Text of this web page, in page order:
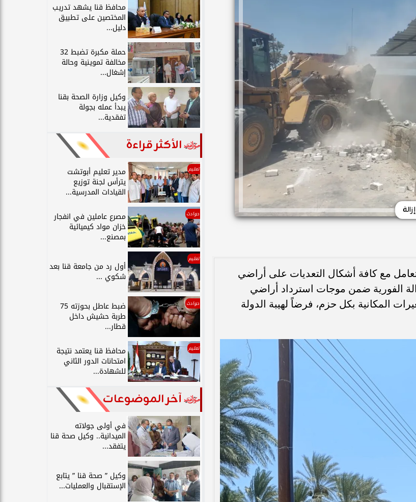
مع كافة أشكال التعديات على أراضي
الفورية ضمن موجات استرداد أراضي
المكانية بكل حزم، فرضاً لهيبة الدولة
محافظ قنا يشهد تدريب
المختصين على تطبيق
دليل...
حملة مكبرة تضبط 32
مخالفة تموينية وحالة
إشغال...
وكيل وزارة الصحة بقنا
يبدأ عمله بجولة
تفقدية...
الأكثر قراءة
تعليم مدير تعليم أبوتشت
يترأس لجنة توزيع
القيادات المدرسية...
حوادث مصرع عاملين في انفجار
خزان مواد كيميائية
بمصنع...
تعليم
أول رد من جامعة قنا بعد
شكوي ...
حوادث ضبط عاطل بحوزته 75
طربة حشيش داخل
قطار...
تعليم محافظ قنا يعتمد نتيجة
امتحانات الدور الثاني
للشهادة...
آخر الموضوعات
في أولى جولاته
الميدانية.. وكيل صحة قنا
يتفقد...
وكيل ” صحة قنا ” يتابع
الإستقبال والعمليات...